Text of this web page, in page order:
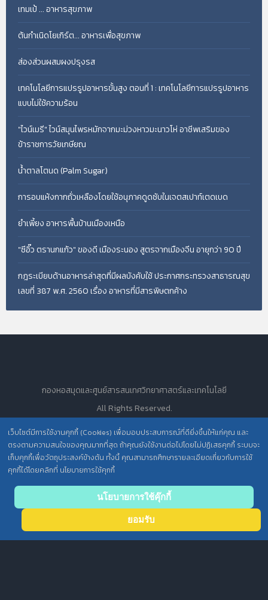
เทมเป้ ... อาหารสุขภาพ
ต้นกำเนิดโยเกิร์ต... อาหารเพื่อสุขภาพ
ส่องส่วนผสมผงปรุงรส
เทคโนโลยีการแปรรูปอาหารขั้นสูง ตอนที่ 1 : เทคโนโลยีการแปรรูปอาหาร
แบบไม่ใช้ความร้อน
"ไวน์เมรี" ไวน์สมุนไพรหมักจากมะม่วงหาวมะนาวโห่ อาชีพเสริมของ
ข้าราชการวัยเกษียณ
น้ำตาลโตนด (Palm Sugar)
การอบแห้งกากถั่วเหลืองโดยใช้อนุภาคดูดซับในเจตสเปาท์เตดเบด
ยำเพี้ยง อาหารพื้นบ้านเมืองเหนือ
"ซีอิ๊ว ตรานกแก้ว" ของดี เมืองระนอง สูตรจากเมืองจีน อายุกว่า 90 ปี
กฎระเบียบด้านอาหารล่าสุดที่มีผลบังคับใช้ ประกาศกระทรวงสาธารณสุข
เลขที่ 387 พ.ศ. 2560 เรื่อง อาหารที่มีสารพิษตกค้าง
เว็บไซต์มีการใช้งานคุกกี้ (Cookies) เพื่อมอบประสบการณ์ที่ดียิ่งขึ้นให้แก่คุณ และ
ตรงตามความสนใจของคุณมากที่สุด ถ้าคุณยังใช้งานต่อไปโดยไม่ปฏิเสธคุกกี้ ระบบจะ
เก็บคุกกี้เพื่อวัตถุประสงค์ข้างต้น ทั้งนี้ คุณสามารถศึกษารายละเอียดเกี่ยวกับการใช้
คุกกี้ได้โดยคลิกที่ นโยบายการใช้คุกกี้
นโยบายการใช้คุ๊กกี้
ยอมรับ
กองหอสมุดและศูนย์สารสนเทศวิทยาศาสตร์และเทคโนโลยี
All Rights Reserved.
นโยบายการคุ้มครองข้อมูลส่วนบุคคล วศ. /
ประกาศความเป็นส่วนตัว (Privacy Notice) สำหรับการบริการสารสนเทศ
to top